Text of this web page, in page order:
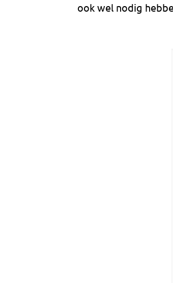
ook wel nodig